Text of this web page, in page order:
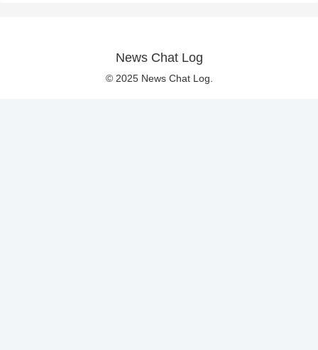
News Chat Log
© 2025 News Chat Log.